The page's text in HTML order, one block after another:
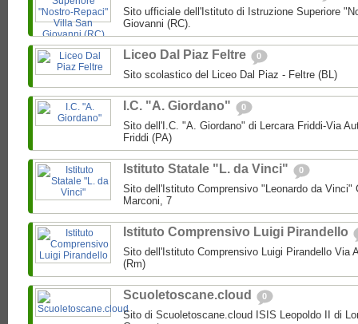
Sito ufficiale dell'Istituto di Istruzione Superiore
Giovanni (RC).
Liceo Dal Piaz Feltre 0
Sito scolastico del Liceo Dal Piaz - Feltre (BL)
I.C. "A. Giordano" 0
Sito dell'I.C. "A. Giordano" di Lercara Friddi-Via
Friddi (PA)
Istituto Statale "L. da Vinci" 0
Sito dell'Istituto Comprensivo "Leonardo da Vinci"
Marconi, 7
Istituto Comprensivo Luigi Pirandello
Sito dell'Istituto Comprensivo Luigi Pirandello Via
(Rm)
Scuoletoscane.cloud 0
Sito di Scuoletoscane.cloud ISIS Leopoldo II di